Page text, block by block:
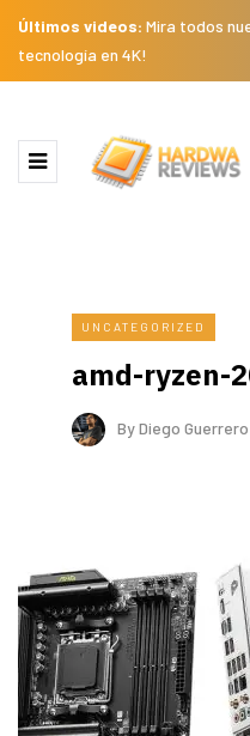
Últimos videos: Mira todos
tecnología en 4K!
UNCATEGORIZED
amd-ryzen-
ByDiego Guerrero